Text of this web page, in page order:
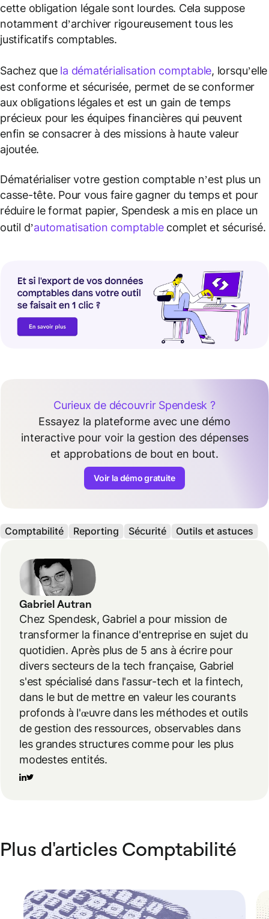
cette obligation légale sont lourdes. Cela suppose
notamment d’archiver rigoureusement tous les
justificatifs comptables.
Sachez que la dématérialisation comptable, lorsqu’elle
est conforme et sécurisée, permet de se conformer
aux obligations légales et est un gain de temps
précieux pour les équipes financières qui peuvent
enfin se consacrer à des missions à haute valeur
ajoutée.
Dématérialiser votre gestion comptable n’est plus un
casse-tête. Pour vous faire gagner du temps et pour
réduire le format papier, Spendesk a mis en place un
outil d’automatisation comptablecomplet et sécurisé.
Curieux de découvrir Spendesk ?
Essayez la plateforme avec une démo
interactive pour voir la gestion des dépenses
et approbations de bout en bout.
Voir la démo gratuite
Comptabilité Reporting Sécurité Outils et astuces
Gabriel Autran
Chez Spendesk, Gabriel a pour mission de
transformer la finance d'entreprise en sujet du
quotidien. Après plus de 5 ans à écrire pour
divers secteurs de la tech française, Gabriel
s'est spécialisé dans l'assur-tech et la fintech,
dans le but de mettre en valeur les courants
profonds à l'œuvre dans les méthodes et outils
de gestion des ressources, observables dans
les grandes structures comme pour les plus
modestes entités.
Plus d'articles Comptabilité